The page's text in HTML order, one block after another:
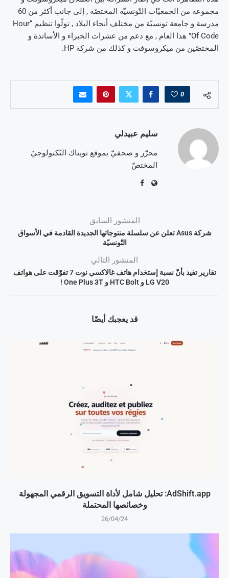
مجموعة من الجمعيّات التّونسيّة المختصّة , إلى جانب أكثر من 60
مدرسة و جامعة تونسيّة من مختلف أنحاء البلاد , تولّوا تنظيم “Hour
Of Code” هذا العام , مع دعم من عشرات الخبراء و الأساتذة و
المختصّين من ميكروسوفت و كذلك من شركة HP.
0
سليم عبيدلي
محرّر و صحفيّ بموقع تويتاك التّكنولوجيّ
المختصّ
المنشور السابق
شركة Asus تعلن عن سلسلة منتوجاتها الجديدة القادمة في الأسواق
التّونسيّة
المنشور التالي
تقارير تفيد بأنّ نسبة إستخدام هاتف غالاكسي نوت 7 تفوّقت على هواتف
LG V20 و HTC Bolt و One Plus 3T !
قد يعجبك أيضًا
AdShift.app: تحليل شامل لأداة التسويق الرقمي المجهولة
وخصائصها المحتملة
26/04/24